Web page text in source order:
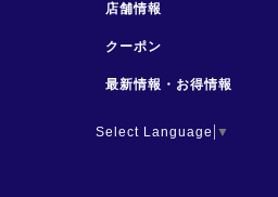
店舗情報
クーポン
最新情報・お得情報
Select Language ▼